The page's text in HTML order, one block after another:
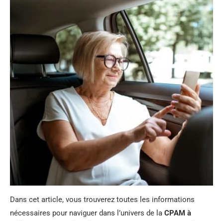
Dans cet article, vous trouverez toutes les informations
nécessaires pour naviguer dans l’univers de la CPAM à